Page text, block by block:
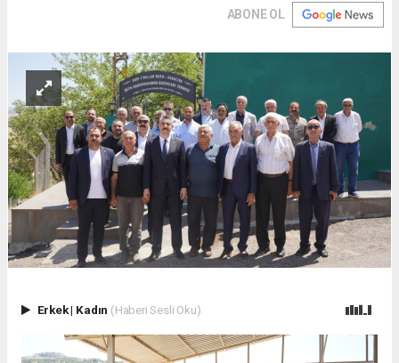
ABONE OL
Erkek| Kadın (Haberi Sesli Oku)